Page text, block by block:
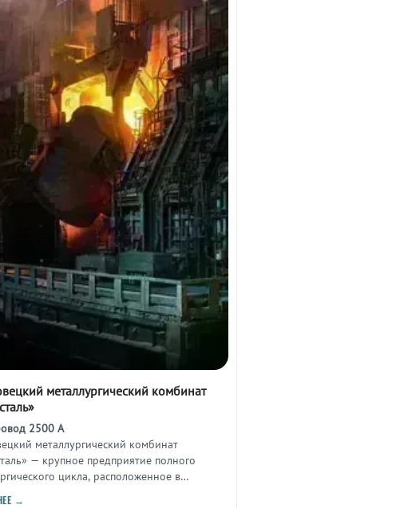
металлургический комбинат
2500 А
металлургический комбинат
— крупное предприятие полного
цикла, расположенное в
области.
→